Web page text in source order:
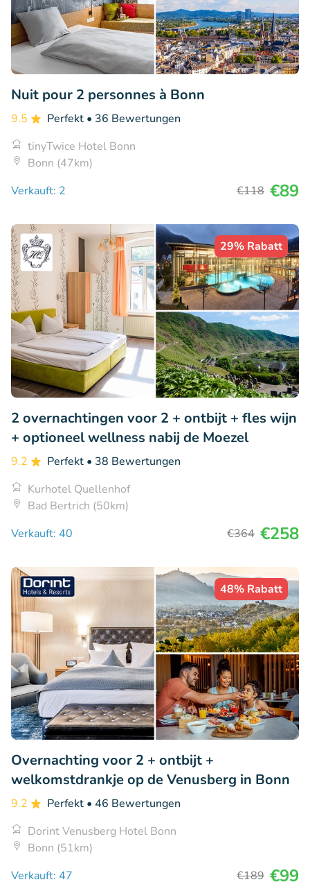
Nuit pour 2 personnes à Bonn
9.5 Perfekt • 36 Bewertungen
tinyTwice Hotel Bonn
Bonn (47km)
Verkauft: 2
€118 €89
29% Rabatt
2 overnachtingen voor 2 + ontbijt + fles wijn
+ optioneel wellness nabij de Moezel
9.2 Perfekt • 38 Bewertungen
Kurhotel Quellenhof
Bad Bertrich (50km)
Verkauft: 40
€364 €258
48% Rabatt
Overnachting voor 2 + ontbijt +
welkomstdrankje op de Venusberg in Bonn
9.2 Perfekt • 46 Bewertungen
Dorint Venusberg Hotel Bonn
Bonn (51km)
Verkauft: 47
€189 €99